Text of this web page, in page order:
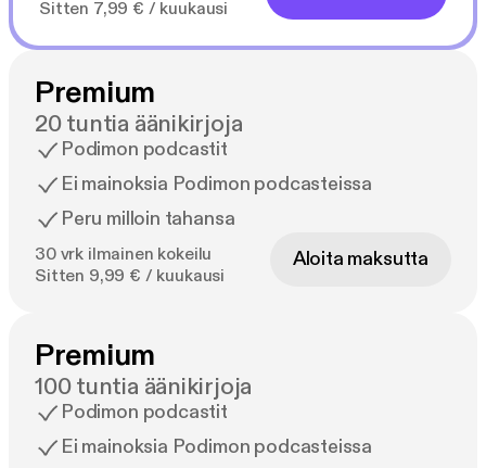
Sitten 7,99 € / kuukausi
Premium
20 tuntia äänikirjoja
Podimon podcastit
Ei mainoksia Podimon podcasteissa
Peru milloin tahansa
30 vrk ilmainen kokeilu
Sitten 9,99 € / kuukausi
Aloita maksutta
Premium
100 tuntia äänikirjoja
Podimon podcastit
Ei mainoksia Podimon podcasteissa